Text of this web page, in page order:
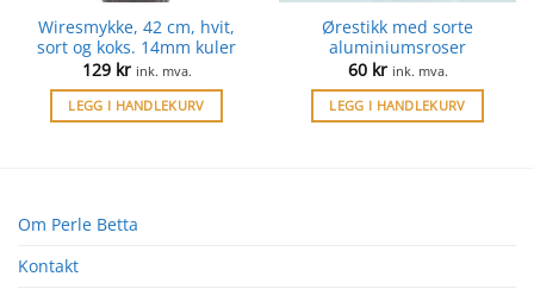
Wiresmykke, 42 cm, hvit,
sort og koks. 14mm kuler
129 kr ink. mva.
LEGG I HANDLEKURV
Ørestikk med sorte
aluminiumsroser
60 kr ink. mva.
LEGG I HANDLEKURV
Om Perle Betta
Kontakt